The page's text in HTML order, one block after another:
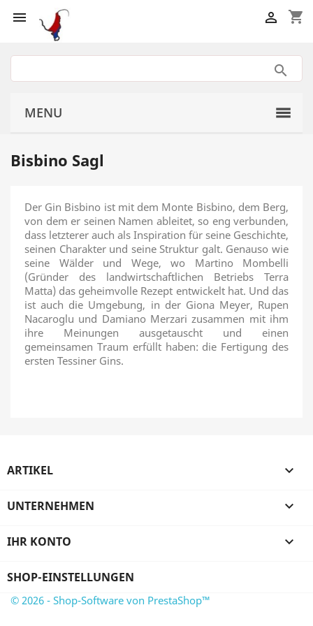
 shopping_cart

MENU
Bisbino Sagl
Der Gin Bisbino ist mit dem Monte Bisbino, dem Berg,
von dem er seinen Namen ableitet, so eng verbunden,
dass letzterer auch als Inspiration für seine Geschichte,
seinen Charakter und seine Struktur galt. Genauso wie
seine Wälder und Wege, wo Martino Mombelli
(Gründer des landwirtschaftlichen Betriebs Terra
Matta) das geheimvolle Rezept entwickelt hat. Und das
ist auch die Umgebung, in der Giona Meyer, Rupen
Nacaroglu und Damiano Merzari zusammen mit ihm
ihre Meinungen ausgetauscht und einen
gemeinsamen Traum erfüllt haben: die Fertigung des
ersten Tessiner Gins.
ARTIKEL 
UNTERNEHMEN 
IHR KONTO 
SHOP-EINSTELLUNGEN
© 2026 - Shop-Software von PrestaShop™